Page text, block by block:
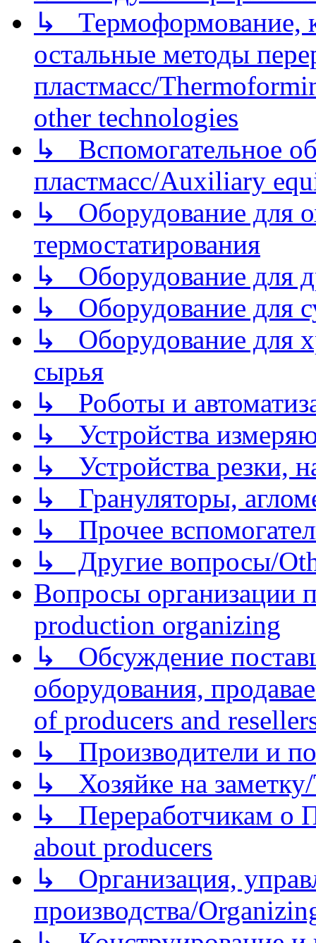
↳ Термоформование,
остальные методы
пластмасс/
other technologies
↳ Вспомогательное
пластмасс/Auxiliary
↳ Оборудование для
термостатирования
↳ Оборудование для
↳ Оборудование для
↳ Оборудование для
сырья
↳ Роботы и
↳ Устройства
↳ Устройства резки,
↳ Грануляторы,
↳ Прочее
↳ Другие вопросы/
Вопросы организации
production organizing
↳ Обсуждение
оборудования,
of producers and
↳ Производители и
↳ Хозяйке на
↳ Переработчикам о
about producers
↳ Организация,
производства/